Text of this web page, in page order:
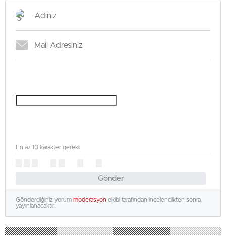
Gönder
En az 10 karakter gerekli
Gönderdiğiniz yorum moderasyon ekibi tarafından incelendikten sonra
yayınlanacaktır.